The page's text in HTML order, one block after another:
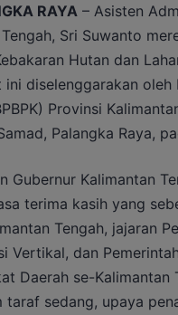
RAYA – Asisten
Sri Suwanto
Hutan dan
ini diselenggarakan oleh
Provinsi
Palangka Raya,
Gubernur Kalimantan
terima kasih yang
Tengah, jajaran
Vertikal, dan
Daerah se-Kalimantan
taraf sedang, upaya